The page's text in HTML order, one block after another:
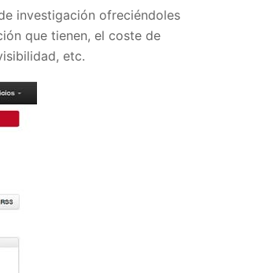
investigación ofreciéndoles
que tienen, el coste de
etc.